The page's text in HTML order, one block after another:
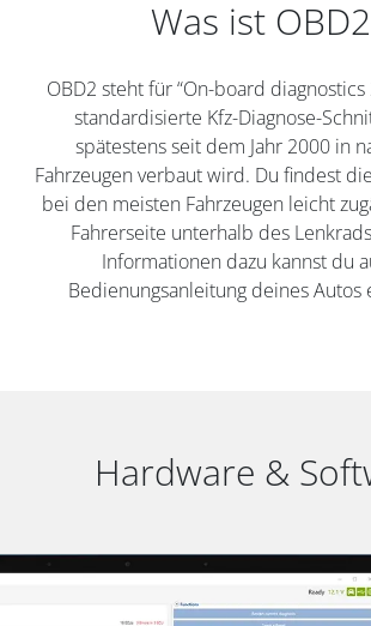
Was ist
OBD2 steht für “On-board diagnostics
standardisierte Kfz-Diagnose-
spätestens seit dem Jahr 2000 in
Fahrzeugen verbaut wird. Du findest
bei den meisten Fahrzeugen leicht
Fahrerseite unterhalb des
Informationen dazu kannst du
Bedienungsanleitung deines Autos
Hardware &